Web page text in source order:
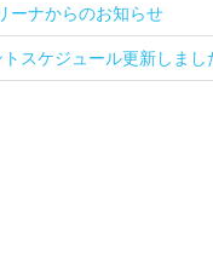
ナからのお知らせ
スケジュール更新しまし